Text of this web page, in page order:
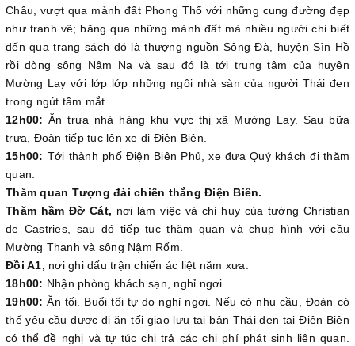
Châu, vượt qua mảnh đất Phong Thổ với những cung đường đẹp
như tranh vẽ; băng qua những mảnh đất mà nhiều người chỉ biết
đến qua trang sách đó là thượng nguồn Sông Đà, huyện Sìn Hồ
rồi dòng sông Nậm Na và sau đó là tới trung tâm của huyện
Mường Lay với lớp lớp những ngôi nhà sàn của người Thái đen
trong ngút tầm mắt.
12h00:Ăn trưa nhà hàng khu vực thị xã Mường Lay. Sau bữa
trưa, Đoàn tiếp tục lên xe đi Điện Biên.
15h00: Tới thành phố Điện Biên Phủ, xe đưa Quý khách đi thăm
quan:
Thăm quan Tượng đài chiến thắng Điện Biên.
Thăm hầm Đờ Cát, nơi làm việc và chỉ huy của tướng Christian
de Castries, sau đó tiếp tục thăm quan và chụp hình với cầu
Mường Thanh và sông Nậm Rốm.
Đồi A1, nơi ghi dấu trận chiến ác liệt năm xưa.
18h00: Nhận phòng khách sạn, nghỉ ngơi.
19h00: Ăn tối. Buổi tối tự do nghỉ ngơi. Nếu có nhu cầu, Đoàn có
thể yêu cầu được đi ăn tối giao lưu tại bản Thái đen tại Điện Biên
có thể đề nghị và tự túc chi trả các chi phí phát sinh liên quan.